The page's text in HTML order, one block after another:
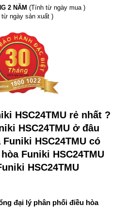
2 NĂM (Tính từ ngày mua )
từ ngày sản xuất )
HSC24TMU rẻ nhất ?
HSC24TMU ở đâu
HSC24TMU có
Funiki HSC24TMU
HSC24TMU
đại lý phân phối điều hòa